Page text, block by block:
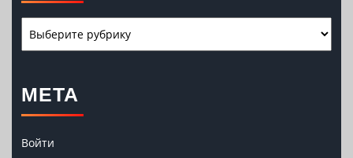
МЕТА
Войти